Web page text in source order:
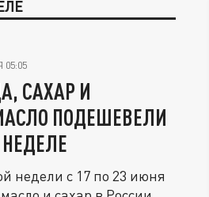
05:05
САХАР И
ПОДЕШЕВЕЛИ
недели с 17 по 23 июня